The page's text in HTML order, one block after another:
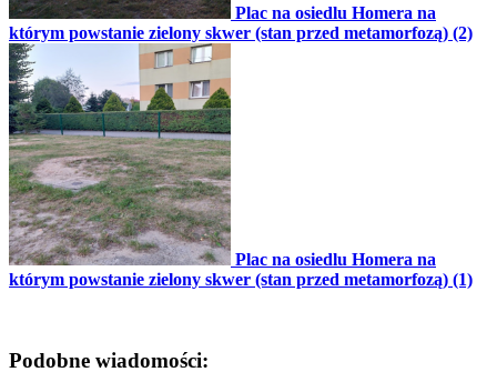
Plac na osiedlu Homera na
którym powstanie zielony skwer (stan przed metamorfozą) (2)
Plac na osiedlu Homera na
którym powstanie zielony skwer (stan przed metamorfozą) (1)
Podobne wiadomości: